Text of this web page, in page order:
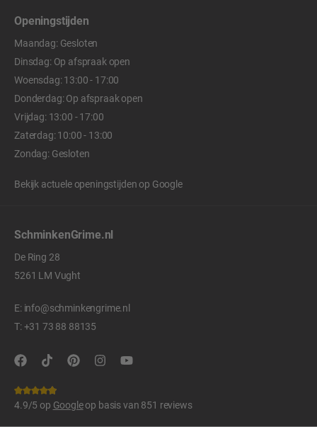
Openingstijden
Maandag: Gesloten
Dinsdag: Op afspraak open
Woensdag: 13:00 - 17:00
Donderdag: Op afspraak open
Vrijdag: 13:00 - 17:00
Zaterdag: 10:00 - 13:00
Zondag: Gesloten
Bekijk actuele openingstijden op Google
SchminkenGrime.nl
De Ring 28
5261 LM Vught
E: info@schminkengrime.nl
T:+31 73 88 88135
4.9/5 op Googleop basis van 851 reviews